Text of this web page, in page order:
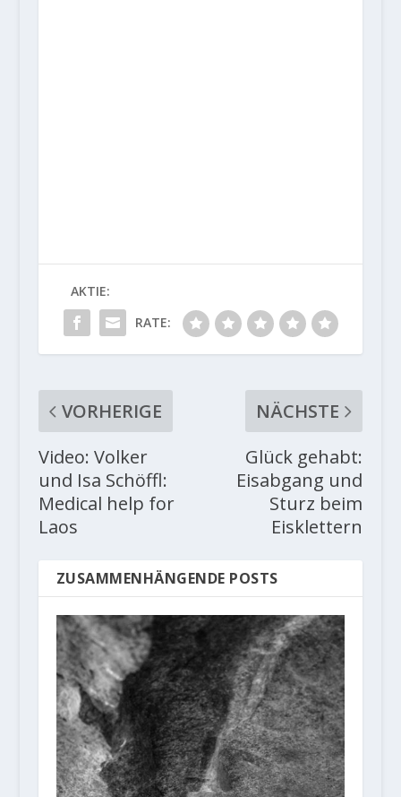
AKTIE:
RATE:
VORHERIGE
Video: Volker
und Isa Schöffl:
Medical help for
Laos
NÄCHSTE
Glück gehabt:
Eisabgang und
Sturz beim
Eisklettern
ZUSAMMENHÄNGENDE POSTS